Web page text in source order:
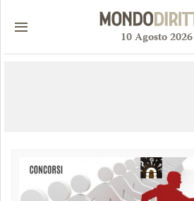
10Agosto2026